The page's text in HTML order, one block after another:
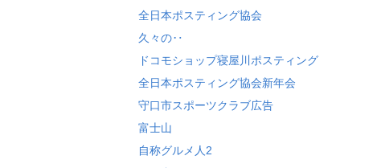
全日本ポスティング協会
久々の‥
ドコモショップ寝屋川ポスティング
全日本ポスティング協会新年会
守口市スポーツクラブ広告
富士山
自称グルメ人2